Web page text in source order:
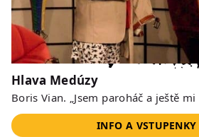
Hlava Medúzy
Boris Vian. „Jsem paroháč a ještě
INFO A VSTUPENKY